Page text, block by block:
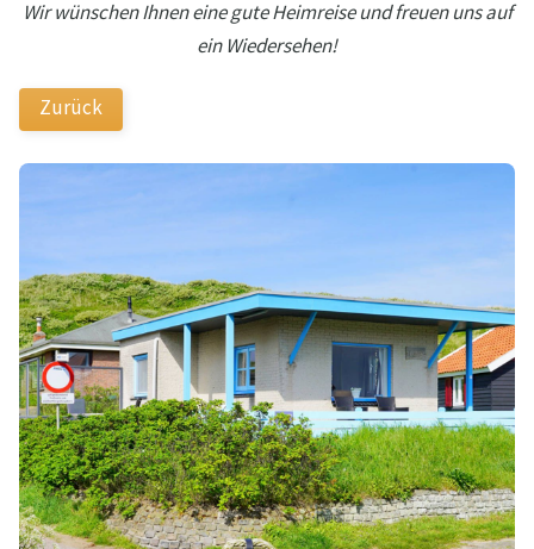
Wir wünschen Ihnen eine gute Heimreise und freuen uns auf
ein Wiedersehen!
Zurück